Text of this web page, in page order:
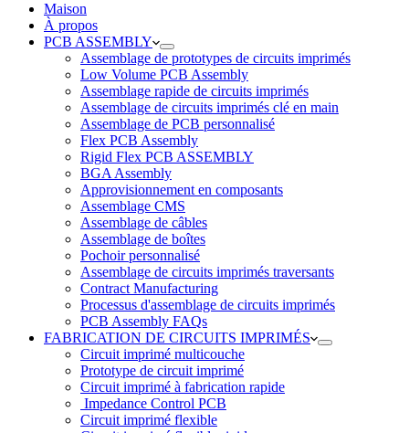
Maison
À propos
PCB ASSEMBLY
Assemblage de prototypes de circuits imprimés
Low Volume PCB Assembly
Assemblage rapide de circuits imprimés
Assemblage de circuits imprimés clé en main
Assemblage de PCB personnalisé
Flex PCB Assembly
Rigid Flex PCB ASSEMBLY
BGA Assembly
Approvisionnement en composants
Assemblage CMS
Assemblage de câbles
Assemblage de boîtes
Pochoir personnalisé
Assemblage de circuits imprimés traversants
Contract Manufacturing
Processus d'assemblage de circuits imprimés
PCB Assembly FAQs
FABRICATION DE CIRCUITS IMPRIMÉS
Circuit imprimé multicouche
Prototype de circuit imprimé
Circuit imprimé à fabrication rapide
Impedance Control PCB
Circuit imprimé flexible